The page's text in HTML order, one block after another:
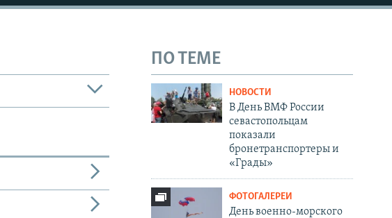
ПО ТЕМЕ
НОВОСТИ
В День ВМФ России
севастопольцам
показали
бронетранспортеры и
«Грады»
ФОТОГАЛЕРЕИ
День военно-морского